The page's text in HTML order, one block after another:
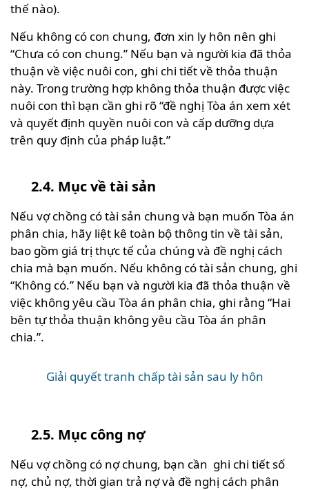
thế nào).
Nếu không có con chung, đơn xin ly hôn nên ghi
“Chưa có con chung.” Nếu bạn và người kia đã thỏa
thuận về việc nuôi con, ghi chi tiết về thỏa thuận
này. Trong trường hợp không thỏa thuận được việc
nuôi con thì bạn cần ghi rõ “đề nghị Tòa án xem xét
và quyết định quyền nuôi con và cấp dưỡng dựa
trên quy định của pháp luật.”
2.4. Mục về tài sản
Nếu vợ chồng có tài sản chung và bạn muốn Tòa án
phân chia, hãy liệt kê toàn bộ thông tin về tài sản,
bao gồm giá trị thực tế của chúng và đề nghị cách
chia mà bạn muốn. Nếu không có tài sản chung, ghi
“Không có.” Nếu bạn và người kia đã thỏa thuận về
việc không yêu cầu Tòa án phân chia, ghi rằng “Hai
bên tự thỏa thuận không yêu cầu Tòa án phân
chia.”.
Giải quyết tranh chấp tài sản sau ly hôn
2.5. Mục công nợ
Nếu vợ chồng có nợ chung, bạn cần ghi chi tiết số
nợ, chủ nợ, thời gian trả nợ và đề nghị cách phân